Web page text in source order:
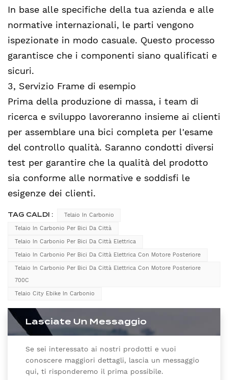
In base alle specifiche della tua azienda e alle
normative internazionali, le parti vengono
ispezionate in modo casuale. Questo processo
garantisce che i componenti siano qualificati e
sicuri.
3, Servizio Frame di esempio
Prima della produzione di massa, i team di
ricerca e sviluppo lavoreranno insieme ai clienti
per assemblare una bici completa per l'esame
del controllo qualità. Saranno condotti diversi
test per garantire che la qualità del prodotto
sia conforme alle normative e soddisfi le
esigenze dei clienti.
TAG CALDI :
Telaio In Carbonio
Telaio In Carbonio Per Bici Da Città
Telaio In Carbonio Per Bici Da Città Elettrica
Telaio In Carbonio Per Bici Da Città Elettrica Con Motore Posteriore
Telaio In Carbonio Per Bici Da Città Elettrica Con Motore Posteriore
700C
Telaio City Ebike In Carbonio
Lasciate Un Messaggio
Se sei interessato ai nostri prodotti e vuoi
conoscere maggiori dettagli, lascia un messaggio
qui, ti risponderemo il prima possibile.